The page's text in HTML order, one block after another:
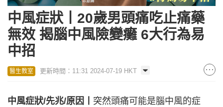
中風症狀丨20歲男頭痛吃止痛藥
無效 揭腦中風險變癱 6大行為易
中招
醫生教室 更新時間：11:31 2024-07-19 HKT
中風症狀/先兆/原因丨 突然頭痛可能是腦中風的症